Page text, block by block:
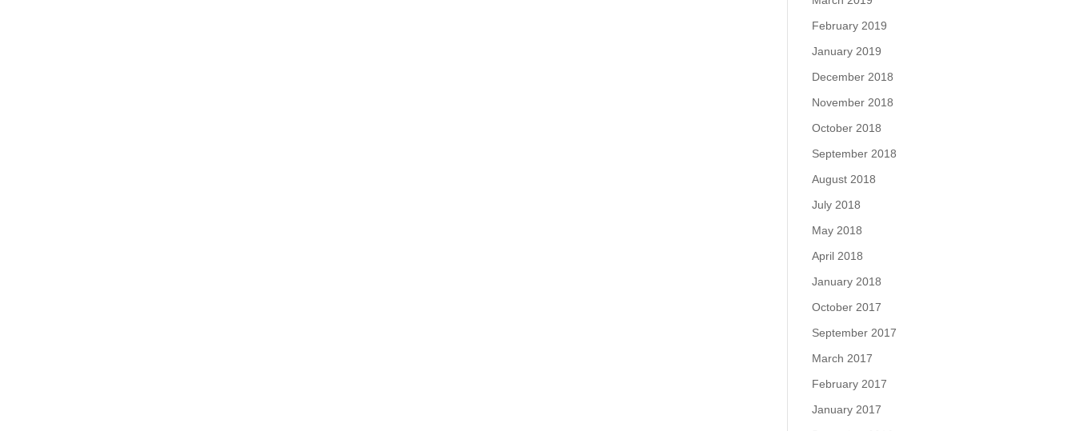
February 2019
January 2019
December 2018
November 2018
October 2018
September 2018
August 2018
July 2018
May 2018
April 2018
January 2018
October 2017
September 2017
March 2017
February 2017
January 2017